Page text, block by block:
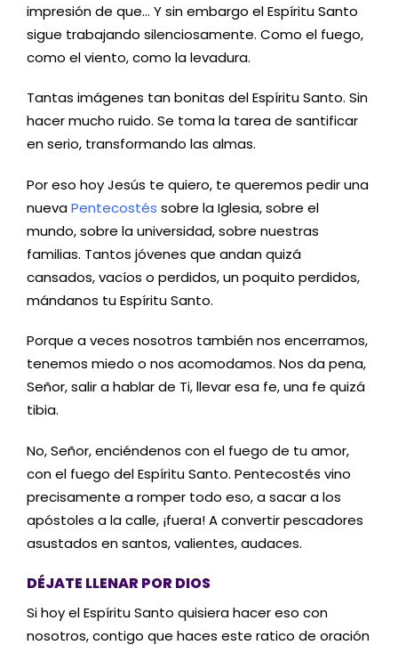
impresión de que… Y sin embargo el Espíritu Santo
sigue trabajando silenciosamente. Como el fuego,
como el viento, como la levadura.
Tantas imágenes tan bonitas del Espíritu Santo. Sin
hacer mucho ruido. Se toma la tarea de santificar
en serio, transformando las almas.
Por eso hoy Jesús te quiero, te queremos pedir una
nuevaPentecostés sobre la Iglesia, sobre el
mundo, sobre la universidad, sobre nuestras
familias. Tantos jóvenes que andan quizá
cansados, vacíos o perdidos, un poquito perdidos,
mándanos tu Espíritu Santo.
Porque a veces nosotros también nos encerramos,
tenemos miedo o nos acomodamos. Nos da pena,
Señor, salir a hablar de Ti, llevar esa fe, una fe quizá
tibia.
No, Señor, enciéndenos con el fuego de tu amor,
con el fuego del Espíritu Santo. Pentecostés vino
precisamente a romper todo eso, a sacar a los
apóstoles a la calle, ¡fuera! A convertir pescadores
asustados en santos, valientes, audaces.
DÉJATE LLENAR POR DIOS
Si hoy el Espíritu Santo quisiera hacer eso con
nosotros, contigo que haces este ratico de oración